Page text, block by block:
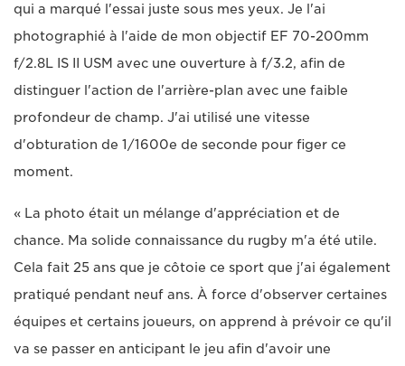
qui a marqué l'essai juste sous mes yeux. Je l'ai
photographié à l'aide de mon objectif EF 70-200mm
f/2.8L IS II USM avec une ouverture à f/3.2, afin de
distinguer l'action de l'arrière-plan avec une faible
profondeur de champ. J'ai utilisé une vitesse
d'obturation de 1/1600e de seconde pour figer ce
moment.
« La photo était un mélange d'appréciation et de
chance. Ma solide connaissance du rugby m'a été utile.
Cela fait 25 ans que je côtoie ce sport que j'ai également
pratiqué pendant neuf ans. À force d'observer certaines
équipes et certains joueurs, on apprend à prévoir ce qu'il
va se passer en anticipant le jeu afin d'avoir une